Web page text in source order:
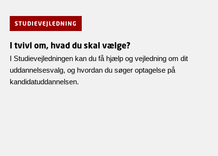
STUDIEVEJLEDNING
I tvivl om, hvad du skal vælge?
I Studievejledningen kan du få hjælp og vejledning om dit
uddannelsesvalg, og hvordan du søger optagelse på
kandidatuddannelsen.